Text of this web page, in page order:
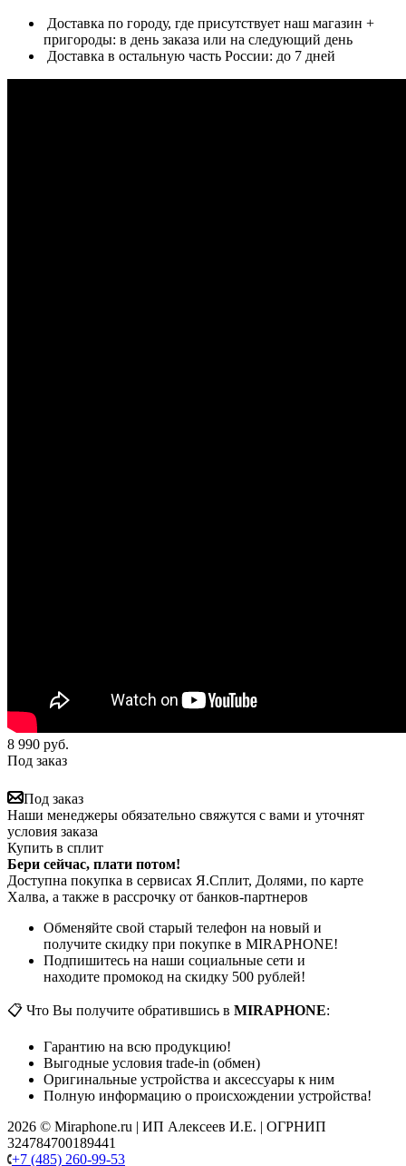
Доставка по городу, где присутствует наш магазин +
пригороды: в день заказа или на следующий день
Доставка в остальную часть России: до 7 дней
8 990 руб.
Под заказ
Под заказ
Наши менеджеры обязательно свяжутся с вами и уточнят
условия заказа
Купить в сплит
Бери сейчас, плати потом!
Доступна покупка в сервисах Я.Сплит, Долями, по карте
Халва, а также в рассрочку от банков-партнеров
Обменяйте свой старый телефон на новый и
получите скидку при покупке в MIRAPHONE!
Подпишитесь на наши социальные сети и
находите промокод на скидку 500 рублей!
📋 Что Вы получите обратившись в MIRAPHONE:
Гарантию на всю продукцию!
Выгодные условия trade-in (обмен)
Оригинальные устройства и аксессуары к ним
Полную информацию о происхождении устройства!
2026 © Miraphone.ru | ИП Алексеев И.Е. | ОГРНИП
324784700189441
+7 (485) 260-99-53